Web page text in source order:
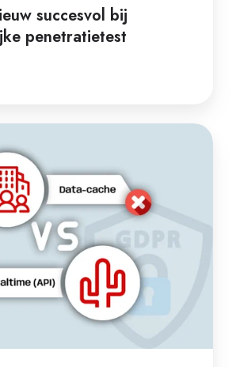
succesvol bij
penetratietest